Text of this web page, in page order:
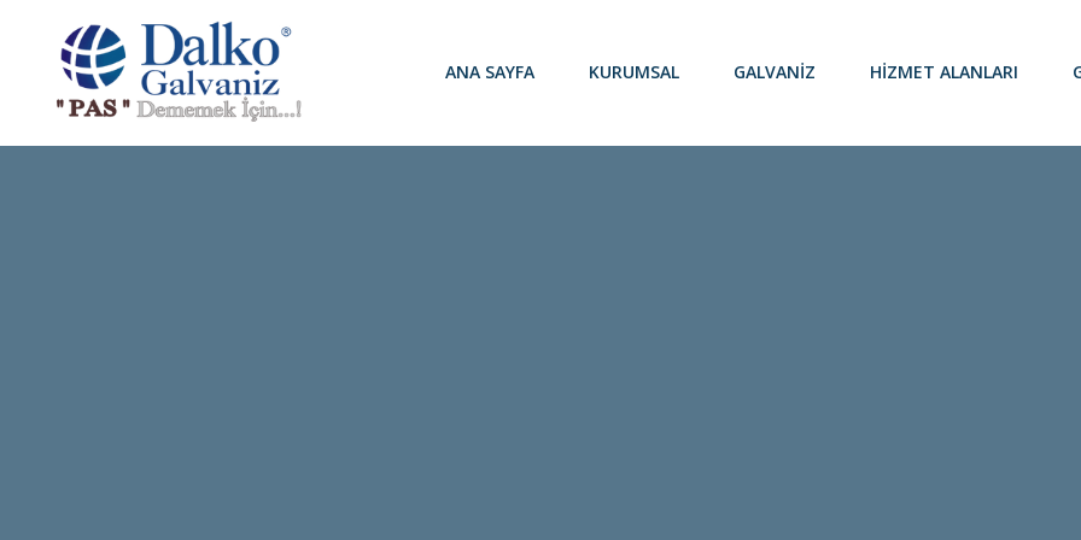
ANA SAYFA KURUMSAL GALVANIZ HIZMET ALANLARI